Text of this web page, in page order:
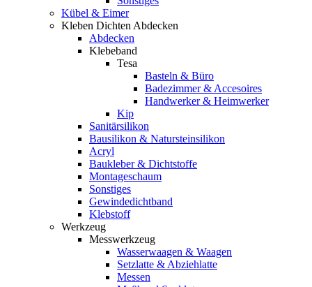
Kübel & Eimer
Kleben Dichten Abdecken
Abdecken
Klebeband
Tesa
Basteln & Büro
Badezimmer & Accesoires
Handwerker & Heimwerker
Kip
Sanitärsilikon
Bausilikon & Natursteinsilikon
Acryl
Baukleber & Dichtstoffe
Montageschaum
Sonstiges
Gewindedichtband
Klebstoff
Werkzeug
Messwerkzeug
Wasserwaagen & Waagen
Setzlatte & Abziehlatte
Messen